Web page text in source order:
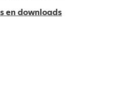
en downloads